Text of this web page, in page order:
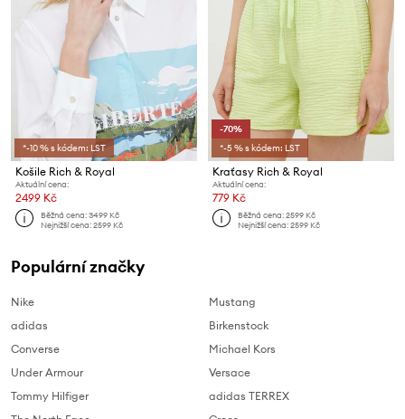
*-10 % s kódem: LST
Košile Rich & Royal
Aktuální cena:
2499 Kč
Běžná cena:3499 Kč
Nejnižší cena:2599 Kč
-70%
*-5 % s kódem: LST
Kraťasy Rich & Royal
Aktuální cena:
779 Kč
Běžná cena:2599 Kč
Nejnižší cena:2599 Kč
Populární značky
Nike
adidas
Converse
Under Armour
Tommy Hilfiger
Mustang
Birkenstock
Michael Kors
Versace
adidas TERREX